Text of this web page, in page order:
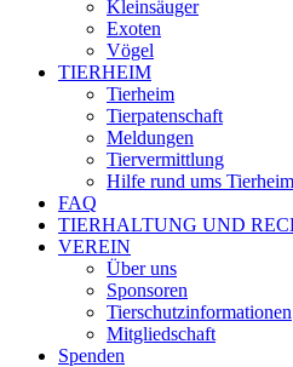
Kleinsäuger
Exoten
Vögel
TIERHEIM
Tierheim
Tierpatenschaft
Meldungen
Tiervermittlung
Hilfe rund ums Tierheim
FAQ
TIERHALTUNG UND
VEREIN
Über uns
Sponsoren
Tierschutzinformationen
Mitgliedschaft
Spenden